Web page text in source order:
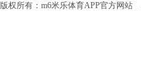
版权所有：m6米乐体育APP官方网站